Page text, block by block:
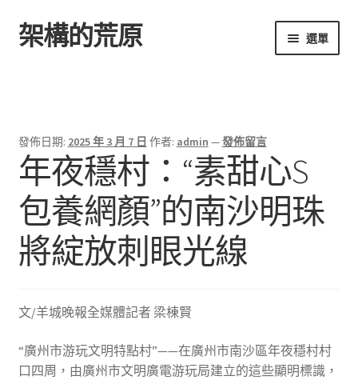
跳
至
跳
至
架構的荒原 選單
發佈日期: 2025 年 3 月 7 日 作者: admin —發佈留言
年夜穩村：“素甜心S
包養網顏”的南沙明珠
將綻放刺眼光線
文/羊城晚報全媒體記者 梁棟賢
“廣州市游玩文明特點村”——在廣州市南沙區年夜穩村村
口四周，由廣州市文明廣電游玩局建立的這些顯明標識，